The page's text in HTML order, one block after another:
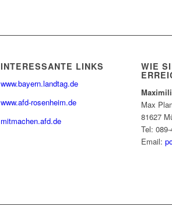
INTERESSANTE LINKS
www.bayern.landtag.de
www.afd-rosenheim.de
mitmachen.afd.de
WIE
Max
81627
Tel:
Email: